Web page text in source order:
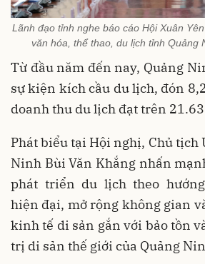
Lãnh đạo tỉnh nghe báo cáo Hội Xuân
văn hóa, thể thao, du lịch tỉnh Quảng
Từ đầu năm đến nay, Quảng
sự kiện kích cầu du lịch, đón
doanh thu du lịch đạt trên
Phát biểu tại Hội nghị, Chủ tịch
Ninh Bùi Văn Khắng nhấn
phát triển du lịch theo
hiện đại, mở rộng không gian
kinh tế di sản gắn với bảo tồn
trị di sản thế giới của Quảng